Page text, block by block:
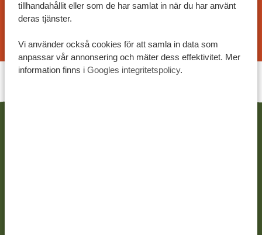
tillhandahållit eller som de har samlat in när du har använt
deras tjänster.
Vi använder också cookies för att samla in data som
anpassar vår annonsering och mäter dess effektivitet. Mer
information finns i Googles integritetspolicy.